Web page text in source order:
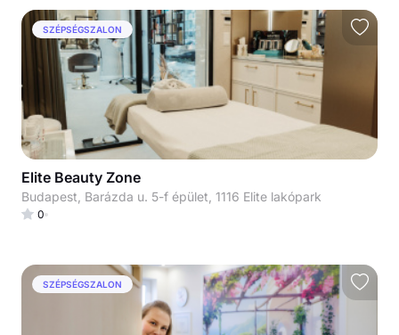
SZÉPSÉGSZALON
Elite Beauty Zone
Budapest, Barázda u. 5-f épület, 1116 Elite lakópark
0
SZÉPSÉGSZALON